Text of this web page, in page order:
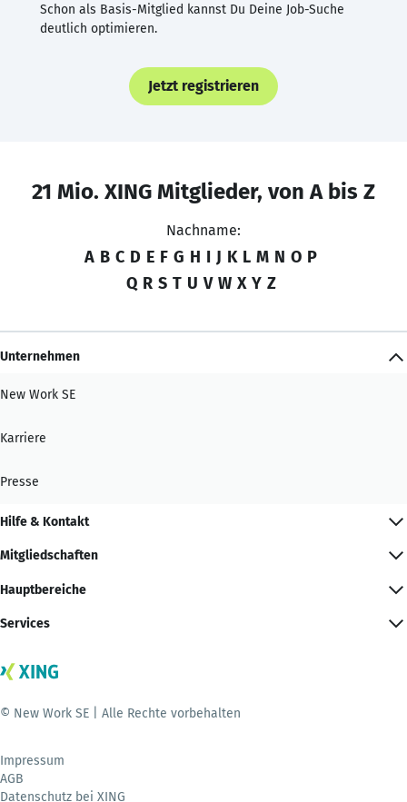
Schon als Basis-Mitglied kannst Du Deine Job-Suche
deutlich optimieren.
Jetzt registrieren
21 Mio. XING Mitglieder, von A bis Z
Nachname:
A B C D E F G H I J K L M N O P
Q R S T U V W X Y Z
Unternehmen
New Work SE
Karriere
Presse
Hilfe & Kontakt
Mitgliedschaften
Hauptbereiche
Services
© New Work SE | Alle Rechte vorbehalten
Impressum
AGB
Datenschutz bei XING